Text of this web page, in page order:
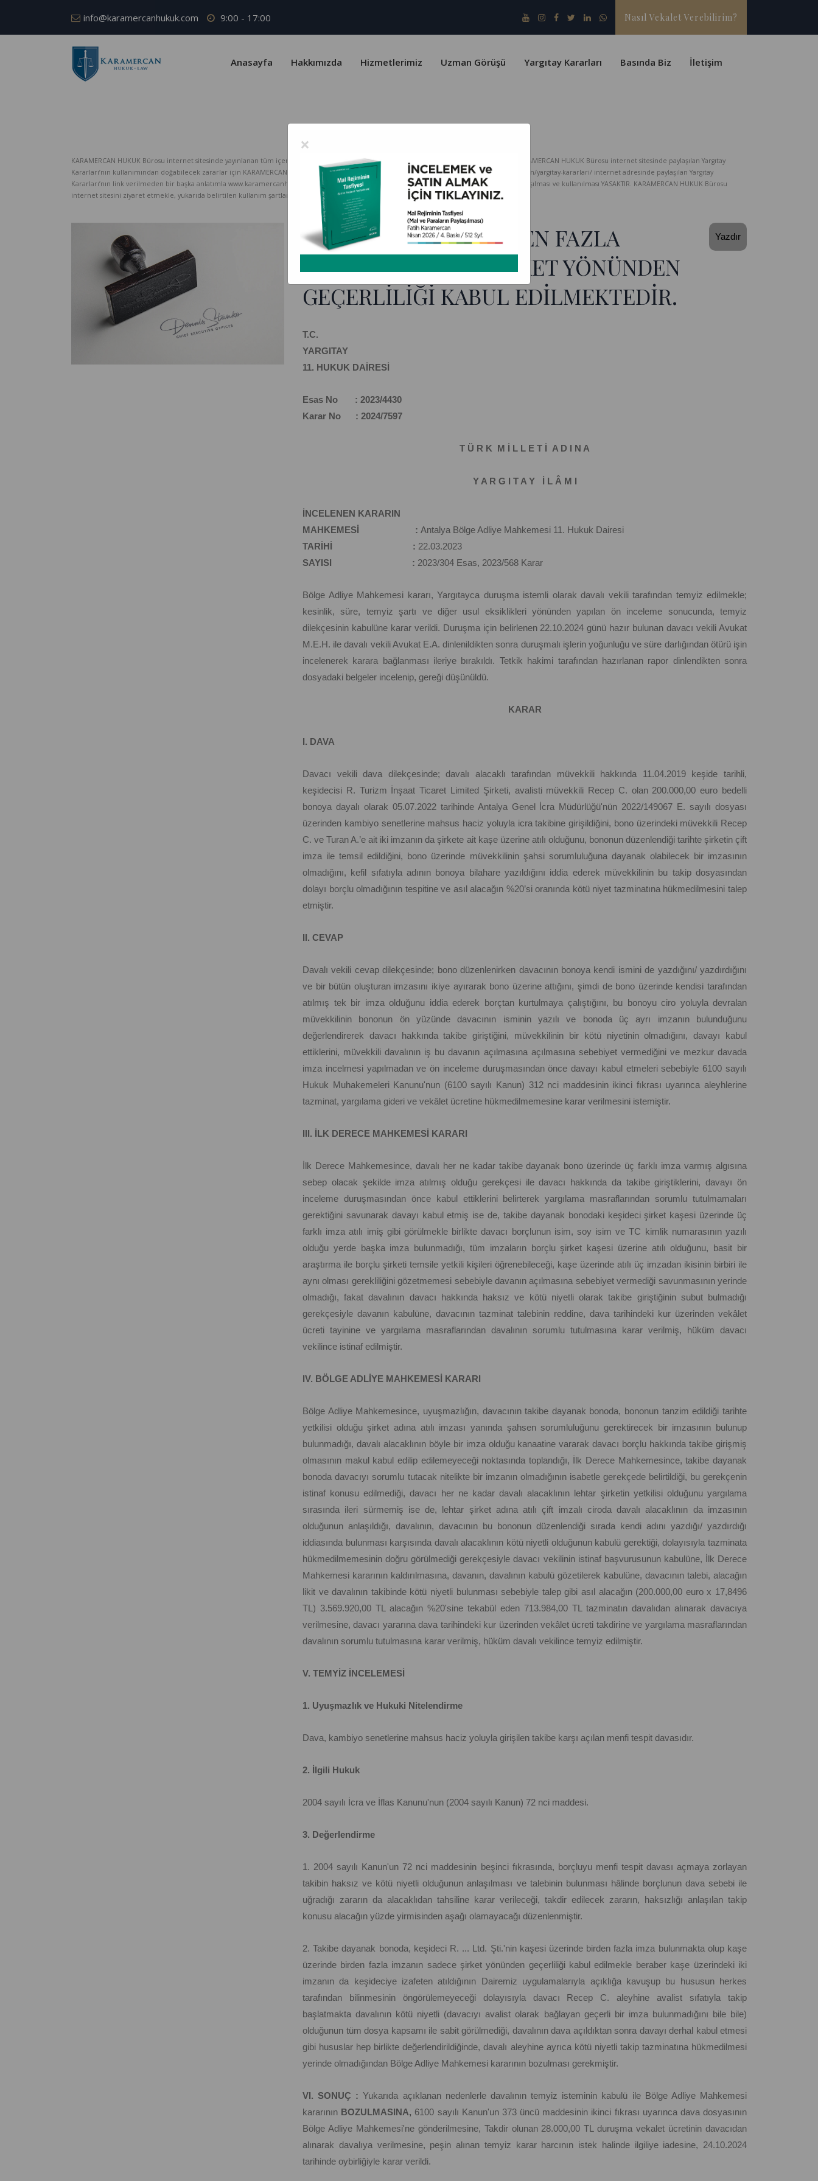
info@karamercanhukuk.com 9:00 - 17:00 Nasıl Vekalet Verebilirim?
Anasayfa Hakkımızda Hizmetlerimiz Uzman Görüşü Yargıtay Kararları Basında Biz İletişim
KARAMERCAN HUKUK Bürosu internet sitesinde yayınlanan tüm içerik telif yasaları ve Türk Patent Enstitüsü kapsamında koruma altındadır. KARAMERCAN HUKUK Bürosu internet sitesinde paylaşılan Yargıtay
Kararları’nın kullanımından doğabilecek zararlar için KARAMERCAN HUKUK Bürosu hiçbir sorumluluk kabul etmez. www.karamercanhukuk.com/yargitay-kararlari/ internet adresinde paylaşılan Yargıtay
Kararları’nın link verilmeden bir başka anlatımla www.karamercanhukuk.com internet adresinden alındığı belirtilmeksizin kopyalanması, paylaşılması ve kullanılması YASAKTIR. KARAMERCAN HUKUK Bürosu
internet sitesini ziyaret etmekle, yukarıda belirtilen kullanım şartlarını kabul etmiş sayılırsınız.
Yazdır
KAŞE ÜZERİNDE BİRDEN FAZLA
İMZANIN SADECE ŞİRKET YÖNÜNDEN
GEÇERLİLİĞİ KABUL EDİLMEKTEDİR.
T.C.
YARGITAY
11. HUKUK DAİRESİ
Esas No : 2023/4430
Karar No : 2024/7597
T Ü R K M İ L L E T İ A D I N A
Y A R G I T A Y İ L Â M I
İNCELENEN KARARIN
MAHKEMESİ : Antalya Bölge Adliye Mahkemesi 11. Hukuk Dairesi
TARİHİ : 22.03.2023
SAYISI : 2023/304 Esas, 2023/568 Karar
Bölge Adliye Mahkemesi kararı, Yargıtayca duruşma istemli olarak davalı vekili tarafından temyiz edilmekle;
kesinlik, süre, temyiz şartı ve diğer usul eksiklikleri yönünden yapılan ön inceleme sonucunda, temyiz
dilekçesinin kabulüne karar verildi. Duruşma için belirlenen 22.10.2024 günü hazır bulunan davacı vekili Avukat
M.E.H. ile davalı vekili Avukat E.A. dinlenildikten sonra duruşmalı işlerin yoğunluğu ve süre darlığından ötürü işin
incelenerek karara bağlanması ileriye bırakıldı. Tetkik hakimi tarafından hazırlanan rapor dinlendikten sonra
dosyadaki belgeler incelenip, gereği düşünüldü.
KARAR
I. DAVA
Davacı vekili dava dilekçesinde; davalı alacaklı tarafından müvekkili hakkında 11.04.2019 keşide tarihli,
keşidecisi R. Turizm İnşaat Ticaret Limited Şirketi, avalisti müvekkili Recep C. olan 200.000,00 euro bedelli
bonoya dayalı olarak 05.07.2022 tarihinde Antalya Genel İcra Müdürlüğü'nün 2022/149067 E. sayılı dosyası
üzerinden kambiyo senetlerine mahsus haciz yoluyla icra takibine girişildiğini, bono üzerindeki müvekkili Recep
C. ve Turan A.’e ait iki imzanın da şirkete ait kaşe üzerine atılı olduğunu, bononun düzenlendiği tarihte şirketin çift
imza ile temsil edildiğini, bono üzerinde müvekkilinin şahsi sorumluluğuna dayanak olabilecek bir imzasının
olmadığını, kefil sıfatıyla adının bonoya bilahare yazıldığını iddia ederek müvekkilinin bu takip dosyasından
dolayı borçlu olmadığının tespitine ve asıl alacağın %20’si oranında kötü niyet tazminatına hükmedilmesini talep
etmiştir.
II. CEVAP
Davalı vekili cevap dilekçesinde; bono düzenlenirken davacının bonoya kendi ismini de yazdığını/ yazdırdığını
ve bir bütün oluşturan imzasını ikiye ayırarak bono üzerine attığını, şimdi de bono üzerinde kendisi tarafından
atılmış tek bir imza olduğunu iddia ederek borçtan kurtulmaya çalıştığını, bu bonoyu ciro yoluyla devralan
müvekkilinin bononun ön yüzünde davacının isminin yazılı ve bonoda üç ayrı imzanın bulunduğunu
değerlendirerek davacı hakkında takibe giriştiğini, müvekkilinin bir kötü niyetinin olmadığını, davayı kabul
ettiklerini, müvekkili davalının iş bu davanın açılmasına açılmasına sebebiyet vermediğini ve mezkur davada
imza incelmesi yapılmadan ve ön inceleme duruşmasından önce davayı kabul etmeleri sebebiyle 6100 sayılı
Hukuk Muhakemeleri Kanunu'nun (6100 sayılı Kanun) 312 nci maddesinin ikinci fıkrası uyarınca aleyhlerine
tazminat, yargılama gideri ve vekâlet ücretine hükmedilmemesine karar verilmesini istemiştir.
III. İLK DERECE MAHKEMESİ KARARI
İlk Derece Mahkemesince, davalı her ne kadar takibe dayanak bono üzerinde üç farklı imza varmış algısına
sebep olacak şekilde imza atılmış olduğu gerekçesi ile davacı hakkında da takibe giriştiklerini, davayı ön
inceleme duruşmasından önce kabul ettiklerini belirterek yargılama masraflarından sorumlu tutulmamaları
gerektiğini savunarak davayı kabul etmiş ise de, takibe dayanak bonodaki keşideci şirket kaşesi üzerinde üç
farklı imza atılı imiş gibi görülmekle birlikte davacı borçlunun isim, soy isim ve TC kimlik numarasının yazılı
olduğu yerde başka imza bulunmadığı, tüm imzaların borçlu şirket kaşesi üzerine atılı olduğunu, basit bir
araştırma ile borçlu şirketi temsile yetkili kişileri öğrenebileceği, kaşe üzerinde atılı üç imzadan ikisinin birbiri ile
aynı olması gerekliliğini gözetmemesi sebebiyle davanın açılmasına sebebiyet vermediği savunmasının yerinde
olmadığı, fakat davalının davacı hakkında haksız ve kötü niyetli olarak takibe giriştiğinin subut bulmadığı
gerekçesiyle davanın kabulüne, davacının tazminat talebinin reddine, dava tarihindeki kur üzerinden vekâlet
ücreti tayinine ve yargılama masraflarından davalının sorumlu tutulmasına karar verilmiş, hüküm davacı
vekilince istinaf edilmiştir.
IV. BÖLGE ADLİYE MAHKEMESİ KARARI
Bölge Adliye Mahkemesince, uyuşmazlığın, davacının takibe dayanak bonoda, bononun tanzim edildiği tarihte
yetkilisi olduğu şirket adına atılı imzası yanında şahsen sorumluluğunu gerektirecek bir imzasının bulunup
bulunmadığı, davalı alacaklının böyle bir imza olduğu kanaatine vararak davacı borçlu hakkında takibe girişmiş
olmasının makul kabul edilip edilemeyeceği noktasında toplandığı, İlk Derece Mahkemesince, takibe dayanak
bonoda davacıyı sorumlu tutacak nitelikte bir imzanın olmadığının isabetle gerekçede belirtildiği, bu gerekçenin
istinaf konusu edilmediği, davacı her ne kadar davalı alacaklının lehtar şirketin yetkilisi olduğunu yargılama
sırasında ileri sürmemiş ise de, lehtar şirket adına atılı çift imzalı ciroda davalı alacaklının da imzasının
olduğunun anlaşıldığı, davalının, davacının bu bononun düzenlendiği sırada kendi adını yazdığı/ yazdırdığı
iddiasında bulunması karşısında davalı alacaklının kötü niyetli olduğunun kabulü gerektiği, dolayısıyla tazminata
hükmedilmemesinin doğru görülmediği gerekçesiyle davacı vekilinin istinaf başvurusunun kabulüne, İlk Derece
Mahkemesi kararının kaldırılmasına, davanın, davalının kabulü gözetilerek kabulüne, davacının talebi, alacağın
likit ve davalının takibinde kötü niyetli bulunması sebebiyle talep gibi asıl alacağın (200.000,00 euro x 17,8496
TL) 3.569.920,00 TL alacağın %20'sine tekabül eden 713.984,00 TL tazminatın davalıdan alınarak davacıya
verilmesine, davacı yararına dava tarihindeki kur üzerinden vekâlet ücreti takdirine ve yargılama masraflarından
davalının sorumlu tutulmasına karar verilmiş, hüküm davalı vekilince temyiz edilmiştir.
V. TEMYİZ İNCELEMESİ
1. Uyuşmazlık ve Hukuki Nitelendirme
Dava, kambiyo senetlerine mahsus haciz yoluyla girişilen takibe karşı açılan menfi tespit davasıdır.
2. İlgili Hukuk
2004 sayılı İcra ve İflas Kanunu'nun (2004 sayılı Kanun) 72 nci maddesi.
3. Değerlendirme
1. 2004 sayılı Kanun'un 72 nci maddesinin beşinci fıkrasında, borçluyu menfi tespit davası açmaya zorlayan
takibin haksız ve kötü niyetli olduğunun anlaşılması ve talebinin bulunması hâlinde borçlunun dava sebebi ile
uğradığı zararın da alacaklıdan tahsiline karar verileceği, takdir edilecek zararın, haksızlığı anlaşılan takip
konusu alacağın yüzde yirmisinden aşağı olamayacağı düzenlenmiştir.
2. Takibe dayanak bonoda, keşideci R. ... Ltd. Şti.'nin kaşesi üzerinde birden fazla imza bulunmakta olup kaşe
üzerinde birden fazla imzanın sadece şirket yönünden geçerliliği kabul edilmekle beraber kaşe üzerindeki iki
imzanın da keşideciye izafeten atıldığının Dairemiz uygulamalarıyla açıklığa kavuşup bu hususun herkes
tarafından bilinmesinin öngörülemeyeceği dolayısıyla davacı Recep C. aleyhine avalist sıfatıyla takip
başlatmakta davalının kötü niyetli (davacıyı avalist olarak bağlayan geçerli bir imza bulunmadığını bile bile)
olduğunun tüm dosya kapsamı ile sabit görülmediği, davalının dava açıldıktan sonra davayı derhal kabul etmesi
gibi hususlar hep birlikte değerlendirildiğinde, davalı aleyhine ayrıca kötü niyetli takip tazminatına hükmedilmesi
yerinde olmadığından Bölge Adliye Mahkemesi kararının bozulması gerekmiştir.
VI. SONUÇ : Yukarıda açıklanan nedenlerle davalının temyiz isteminin kabulü ile Bölge Adliye Mahkemesi
kararının BOZULMASINA, 6100 sayılı Kanun'un 373 üncü maddesinin ikinci fıkrası uyarınca dava dosyasının
Bölge Adliye Mahkemesi'ne gönderilmesine, Takdir olunan 28.000,00 TL duruşma vekalet ücretinin davacıdan
alınarak davalıya verilmesine, peşin alınan temyiz karar harcının istek halinde ilgiliye iadesine, 24.10.2024
tarihinde oybirliğiyle karar verildi.
×